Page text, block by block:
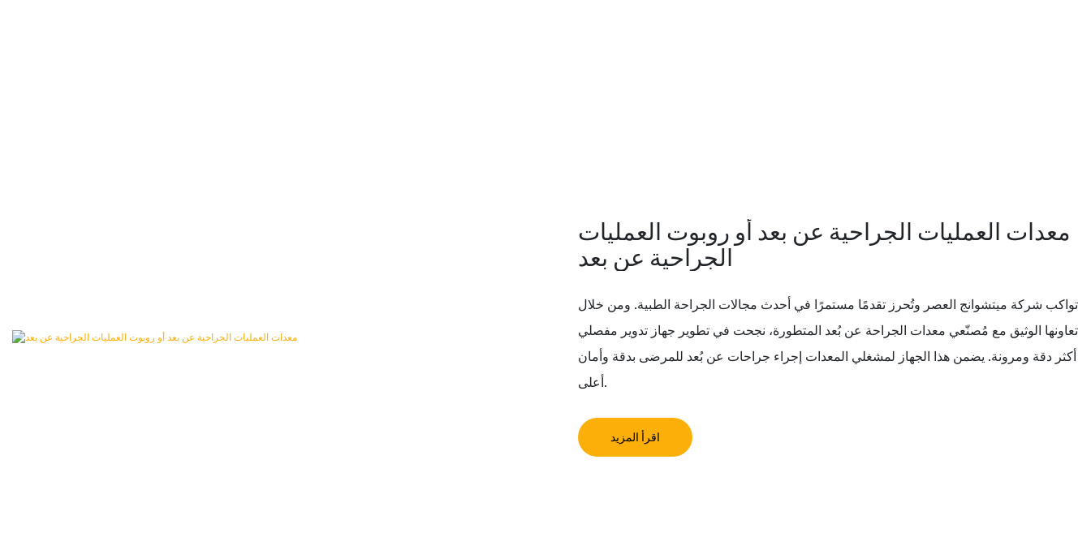
معدات العمليات الجراحية عن بعد أو روبوت العمليات
الجراحية عن بعد
تواكب شركة ميتشوانج العصر وتُحرز تقدمًا مستمرًا في أحدث مجالات الجراحة الطبية. ومن خلال
تعاونها الوثيق مع مُصنّعي معدات الجراحة عن بُعد المتطورة، نجحت في تطوير جهاز تدوير مفصلي
أكثر دقة ومرونة. يضمن هذا الجهاز لمشغلي المعدات إجراء جراحات عن بُعد للمرضى بدقة وأمان
أعلى.
اقرأ المزيد